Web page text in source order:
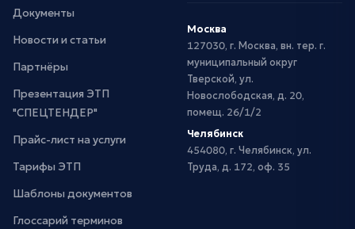
Документы
Новости и статьи
Партнёры
Презентация ЭТП
"СПЕЦТЕНДЕР"
Прайс-лист на услуги
Тарифы ЭТП
Шаблоны документов
Глоссарий терминов
Москва
127030, г. Москва, вн. тер. г.
муниципальный округ
Тверской, ул.
Новослободская, д. 20,
помещ. 26/1/2
Челябинск
454080, г. Челябинск, ул.
Труда, д. 172, оф. 35